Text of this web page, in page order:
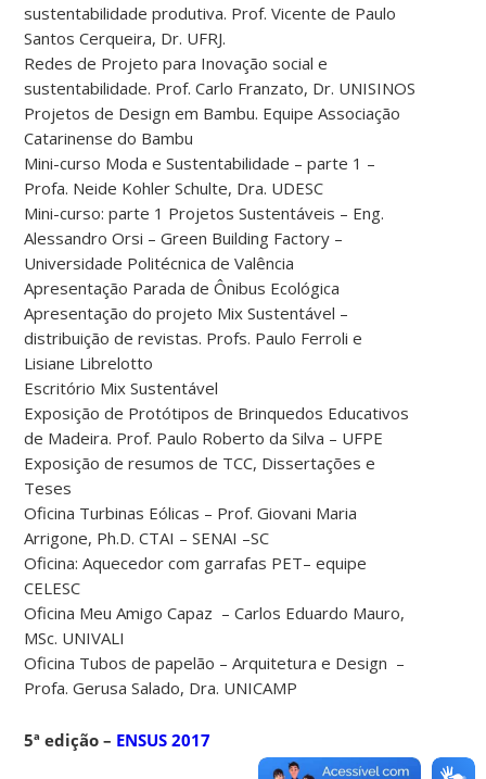
sustentabilidade produtiva. Prof. Vicente de Paulo
Santos Cerqueira, Dr. UFRJ.
Redes de Projeto para Inovação social e
sustentabilidade. Prof. Carlo Franzato, Dr. UNISINOS
Projetos de Design em Bambu. Equipe Associação
Catarinense do Bambu
Mini-curso Moda e Sustentabilidade – parte 1 –
Profa. Neide Kohler Schulte, Dra. UDESC
Mini-curso: parte 1 Projetos Sustentáveis – Eng.
Alessandro Orsi – Green Building Factory –
Universidade Politécnica de Valência
Apresentação Parada de Ônibus Ecológica
Apresentação do projeto Mix Sustentável –
distribuição de revistas. Profs. Paulo Ferroli e
Lisiane Librelotto
Escritório Mix Sustentável
Exposição de Protótipos de Brinquedos Educativos
de Madeira. Prof. Paulo Roberto da Silva – UFPE
Exposição de resumos de TCC, Dissertações e
Teses
Oficina Turbinas Eólicas – Prof. Giovani Maria
Arrigone, Ph.D. CTAI – SENAI –SC
Oficina: Aquecedor com garrafas PET– equipe
CELESC
Oficina Meu Amigo Capaz – Carlos Eduardo Mauro,
MSc. UNIVALI
Oficina Tubos de papelão – Arquitetura e Design –
Profa. Gerusa Salado, Dra. UNICAMP
5ª edição – ENSUS 2017